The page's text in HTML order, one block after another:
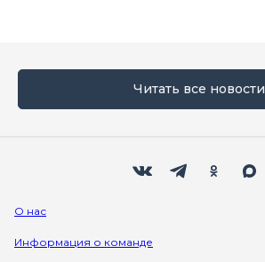
Читать все новости
О нас
Информация о команде